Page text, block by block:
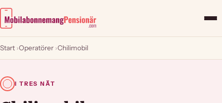
Start ›Operatörer ›Chilimobil
I TRES NÄT